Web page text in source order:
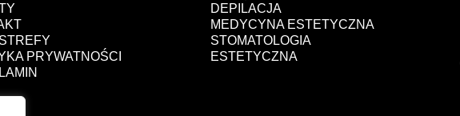
PRYWATNOŚCI
DEPILACJA
MEDYCYNA ESTETYCZNA
STOMATOLOGIA
ESTETYCZNA